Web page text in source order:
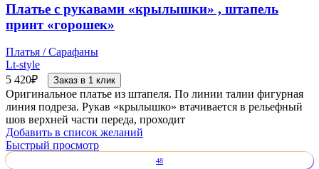
Платье с рукавами «крылышки» , штапель
принт «горошек»
Платья / Сарафаны
Lt-style
5 420₽ Заказ в 1 клик
Оригинальное платье из штапеля. По линии талии фигурная
линия подреза. Рукав «крылышко» втачивается в рельефный
шов верхней части переда, проходит
Добавить в список желаний
Быстрый просмотр
48